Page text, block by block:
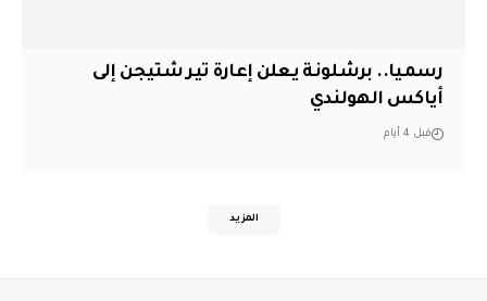
رسميا.. برشلونة يعلن إعارة تير شتيجن إلى
أياكس الهولندي
قبل 4 أيام
المزيد